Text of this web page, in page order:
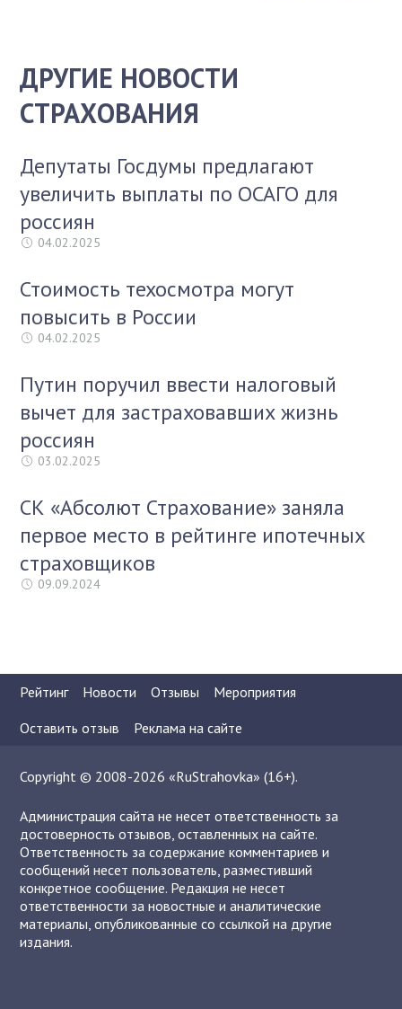
ДРУГИЕ НОВОСТИ
СТРАХОВАНИЯ
Депутаты Госдумы предлагают
увеличить выплаты по ОСАГО для
россиян
04.02.2025
Стоимость техосмотра могут
повысить в России
04.02.2025
Путин поручил ввести налоговый
вычет для застраховавших жизнь
россиян
03.02.2025
СК «Абсолют Страхование» заняла
первое место в рейтинге ипотечных
страховщиков
09.09.2024
Рейтинг Новости Отзывы
Мероприятия
Оставить отзыв
Реклама на сайте
Copyright © 2008-2026 «RuStrahovka» (16+).
Администрация сайта не несет ответственность за
достоверность отзывов, оставленных на сайте.
Ответственность за содержание комментариев и
сообщений несет пользователь, разместивший
конкретное сообщение. Редакция не несет
ответственности за новостные и аналитические
материалы, опубликованные со ссылкой на другие
издания.